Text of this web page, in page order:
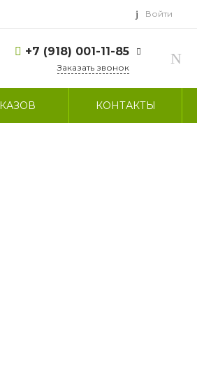
Войти
+7 (918) 001-11-85
г. Сочи, село
Заказать звонок
КОНТАКТЫ